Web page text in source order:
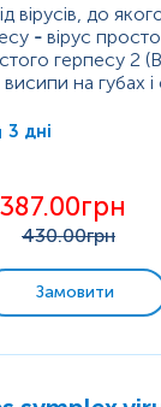
ВІЛ
дослідження
вірусів, до
- вірус
герпесу 2
на губах і
зокрема через
ж вони...
3 дні
387.00грн
430.00грн
Замовити